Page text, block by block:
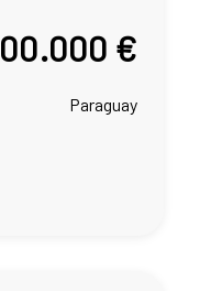
€
Paraguay